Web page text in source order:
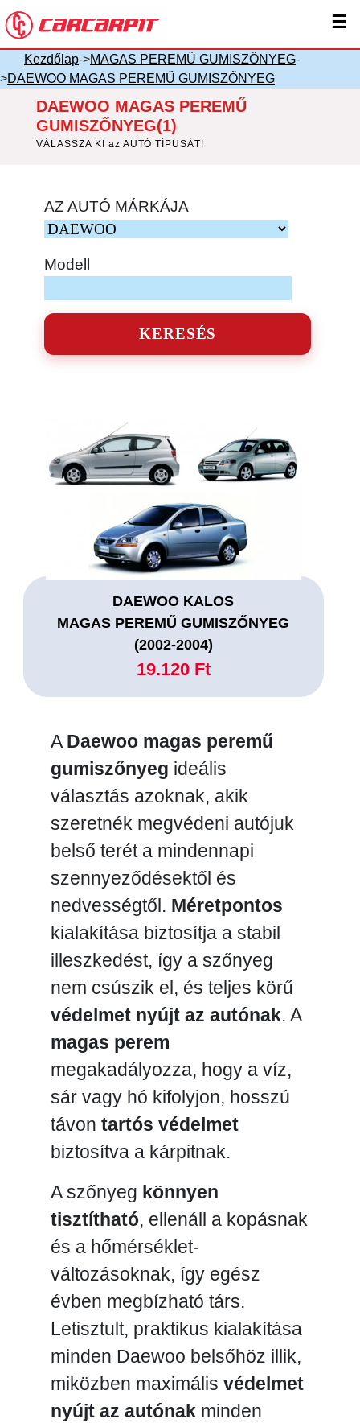
☰
Kezdőlap->MAGAS PEREMŰ GUMISZŐNYEG-
>DAEWOO MAGAS PEREMŰ GUMISZŐNYEG
DAEWOO MAGAS PEREMŰ
GUMISZŐNYEG(1)
VÁLASSZA KI az AUTÓ TÍPUSÁT!
AZ AUTÓ MÁRKÁJA
Modell
KERESÉS
DAEWOO KALOS
MAGAS PEREMŰ GUMISZŐNYEG
(2002-2004)
19.120 Ft
A Daewoo magas peremű
gumiszőnyeg ideális
választás azoknak, akik
szeretnék megvédeni autójuk
belső terét a mindennapi
szennyeződésektől és
nedvességtől. Méretpontos
kialakítása biztosítja a stabil
illeszkedést, így a szőnyeg
nem csúszik el, és teljes körű
védelmet nyújt az autónak. A
magas perem
megakadályozza, hogy a víz,
sár vagy hó kifolyjon, hosszú
távon tartós védelmet
biztosítva a kárpitnak.
A szőnyeg könnyen
tisztítható, ellenáll a kopásnak
és a hőmérséklet-
változásoknak, így egész
évben megbízható társ.
Letisztult, praktikus kialakítása
minden Daewoo belsőhöz illik,
miközben maximális védelmet
nyújt az autónakminden